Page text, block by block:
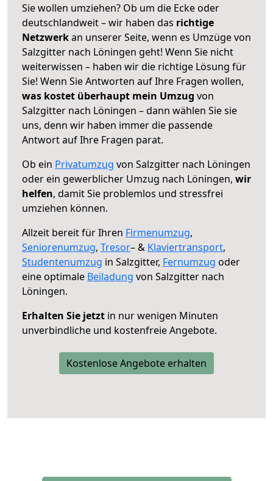
Sie wollen umziehen? Ob um die Ecke oder
deutschlandweit – wir haben das richtige
Netzwerkan unserer Seite, wenn es Umzüge von
Salzgitter nach Löningen geht! Wenn Sie nicht
weiterwissen – haben wir die richtige Lösung für
Sie! Wenn Sie Antworten auf Ihre Fragen wollen,
was kostet überhaupt mein Umzug von
Salzgitter nach Löningen – dann wählen Sie sie
uns, denn wir haben immer die passende
Antwort auf Ihre Fragen parat.
Ob ein Privatumzug von Salzgitter nach Löningen
oder ein gewerblicher Umzug nach Löningen, wir
helfen, damit Sie problemlos und stressfrei
umziehen können.
Allzeit bereit für Ihren Firmenumzug,
Seniorenumzug, Tresor– & Klaviertransport,
Studentenumzug in Salzgitter, Fernumzug oder
eine optimale Beiladung von Salzgitter nach
Löningen.
Erhalten Sie jetzt in nur wenigen Minuten
unverbindliche und kostenfreie Angebote.
Kostenlose Angebote erhalten